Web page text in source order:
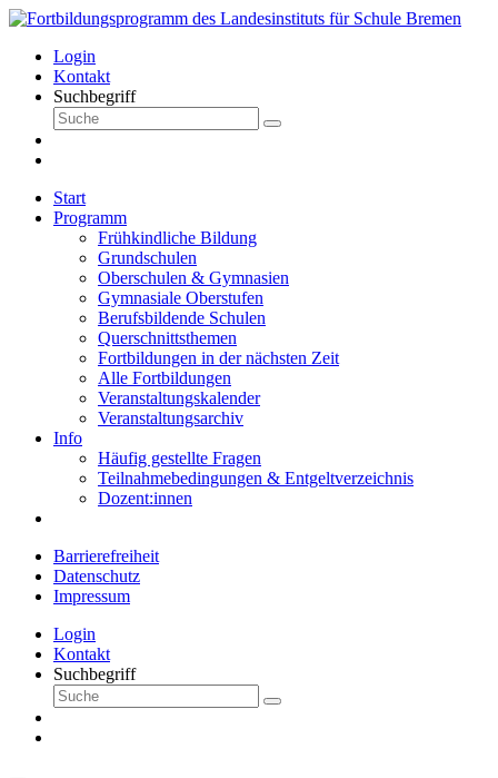
Login
Kontakt
Suchbegriff
Start
Programm
Frühkindliche Bildung
Grundschulen
Oberschulen & Gymnasien
Gymnasiale Oberstufen
Berufsbildende Schulen
Querschnittsthemen
Fortbildungen in der nächsten Zeit
Alle Fortbildungen
Veranstaltungskalender
Veranstaltungsarchiv
Info
Häufig gestellte Fragen
Teilnahmebedingungen & Entgeltverzeichnis
Dozent:innen
Barrierefreiheit
Datenschutz
Impressum
Login
Kontakt
Suchbegriff